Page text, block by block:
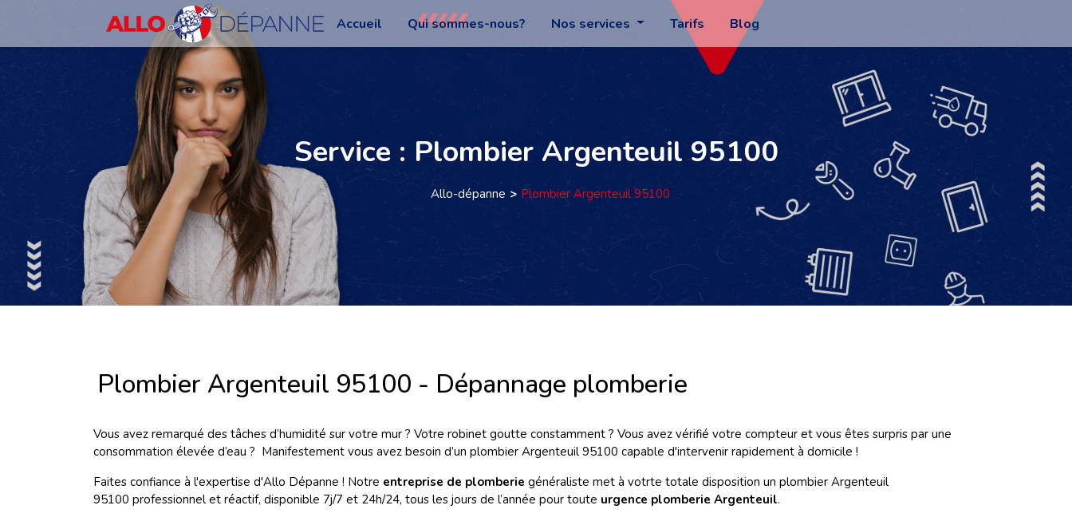
Accueil Qui sommes-nous? Nos services Tarifs Blog
Service : Plombier Argenteuil 95100
Allo-dépanne Plombier Argenteuil 95100
Plombier Argenteuil 95100 - Dépannage plomberie
Vous avez remarqué des tâches d’humidité sur votre mur ? Votre robinet goutte constamment ? Vous avez vérifié votre compteur et vous êtes surpris par une
consommation élevée d’eau ? Manifestement vous avez besoin d’un plombier Argenteuil 95100 capable d'intervenir rapidement à domicile !
Faites confiance à l'expertise d'Allo Dépanne ! Notre entreprise de plomberie généraliste met à votrte totale disposition un plombier Argenteuil
95100 professionnel et réactif, disponible 7j/7 et 24h/24, tous les jours de l’année pour toute urgence plomberie Argenteuil.